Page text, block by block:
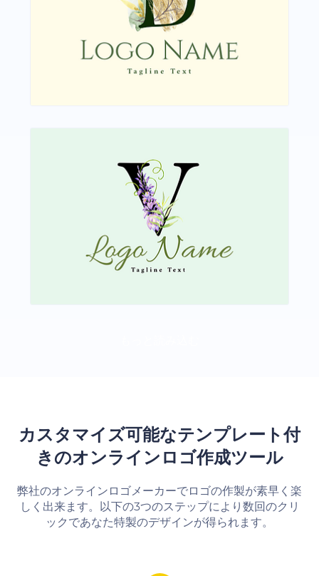
カスタマイズ可能なテンプレート付
きのオンラインロゴ作成ツール
弊社のオンラインロゴメーカーでロゴの作製が素早く楽
しく出来ます。以下の3つのステップにより数回のクリ
ックであなた特製のデザインが得られます。